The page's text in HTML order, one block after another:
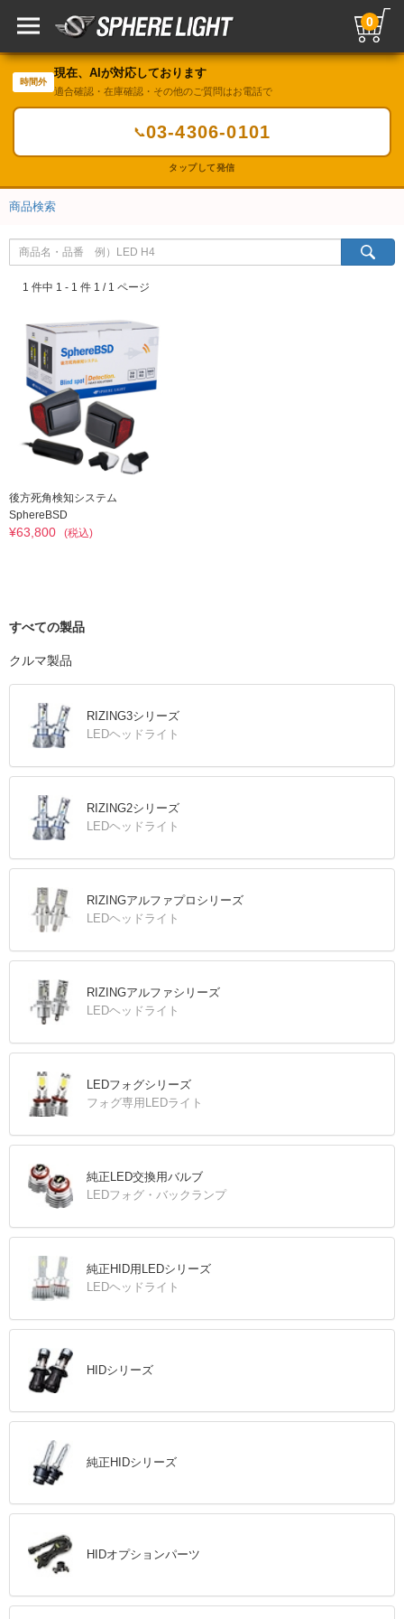
0
時間外
現在、AIが対応しております
適合確認・在庫確認・その他のご質問はお電話で
📞03-4306-0101
タップして発信
商品検索
1 件中 1 - 1 件 1 / 1 ページ
後方死角検知システム
SphereBSD
¥63,800 (税込)
すべての製品
クルマ製品
RIZING3シリーズ
LEDヘッドライト
RIZING2シリーズ
LEDヘッドライト
RIZINGアルファプロシリーズ
LEDヘッドライト
RIZINGアルファシリーズ
LEDヘッドライト
LEDフォグシリーズ
フォグ専用LEDライト
純正LED交換用バルブ
LEDフォグ・バックランプ
純正HID用LEDシリーズ
LEDヘッドライト
HIDシリーズ
純正HIDシリーズ
HIDオプションパーツ